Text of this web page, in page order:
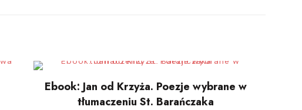
Ebook: Jan od Krzyża. Poezje wybrane w
tłumaczeniu St. Barańczaka